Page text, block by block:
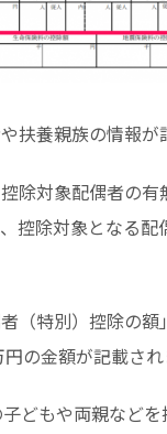
扶養親族の情報が
除対象配偶者の
控除対象となる配
（特別）控除の
の金額が記載され
どもや両親など